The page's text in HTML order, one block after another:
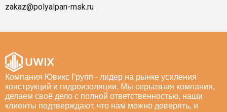
zakaz@polyalpan-msk.ru
Компания Ювикс Групп - лидер на рынке усиления
конструкций и гидроизоляции. Мы серьезная компания,
делаем своё дело с полной ответственностью, наши
клиенты подтверждают, что нам можно доверять, и